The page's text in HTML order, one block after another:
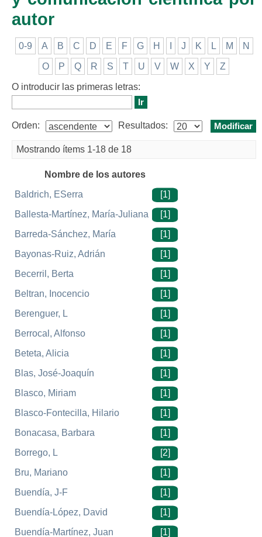
autor
0-9 A B C D E F G H J K L M N
O P Q R S T U V W X Y Z
O introducir las primeras letras:
Orden: Resultados:
Mostrando ítems 1-18 de 18
Nombre de los autores
Baldrich, ESerra
[1]
Ballesta-Martínez, María-Juliana
[1]
Barreda-Sánchez, María
[1]
Bayonas-Ruiz, Adrián
[1]
Becerril, Berta
[1]
Beltran, Inocencio
[1]
Berenguer, L
[1]
Berrocal, Alfonso
[1]
Beteta, Alicia
[1]
Blas, José-Joaquín
[1]
Blasco, Miriam
[1]
Blasco-Fontecilla, Hilario
[1]
Bonacasa, Barbara
[1]
Borrego, L
[2]
Bru, Mariano
[1]
Buendía, J-F
[1]
Buendía-López, David
[1]
Buendía-Martínez, Juan
[1]